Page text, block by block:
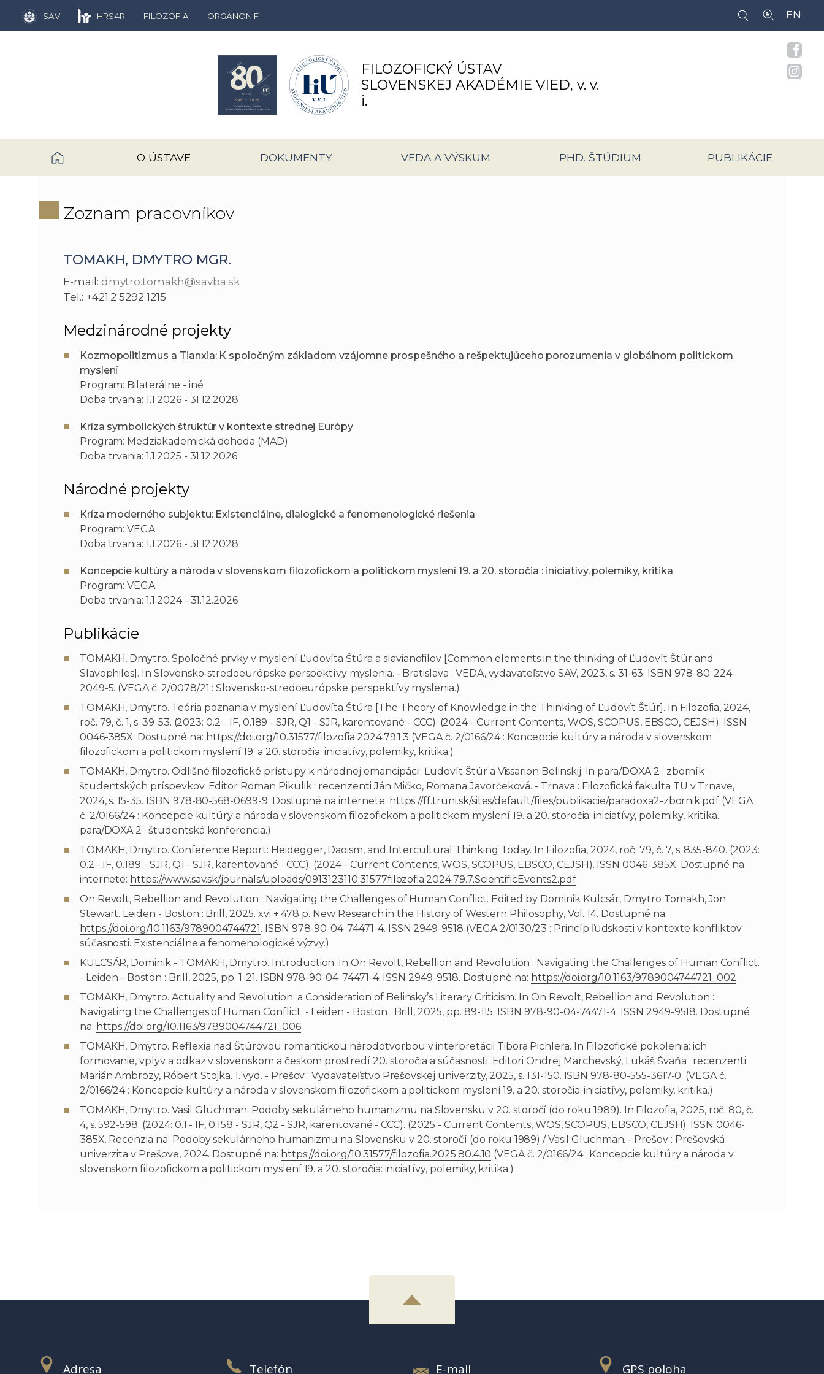
FILOZOFICKÝ ÚSTAV
SLOVENSKEJ AKADÉMIE VIED, v. v.
i.
SAV HRS4R FILOZOFIA ORGANON F EN
O ÚSTAVE DOKUMENTY VEDA A VÝSKUM PHD. ŠTÚDIUM PUBLIKÁCIE
Zoznam pracovníkov
TOMAKH, DMYTRO MGR.
E-mail: dmytro.tomakh@savba.sk
Tel.: +421 2 5292 1215
Medzinárodné projekty
Kozmopolitizmus a Tianxia: K spoločným základom vzájomne prospešného a rešpektujúceho porozumenia v globálnom politickom
myslení
Program: Bilaterálne - iné
Doba trvania: 1.1.2026 - 31.12.2028
Kríza symbolických štruktúr v kontexte strednej Európy
Program: Medziakademická dohoda (MAD)
Doba trvania: 1.1.2025 - 31.12.2026
Národné projekty
Kríza moderného subjektu: Existenciálne, dialogické a fenomenologické riešenia
Program: VEGA
Doba trvania: 1.1.2026 - 31.12.2028
Koncepcie kultúry a národa v slovenskom filozofickom a politickom myslení 19. a 20. storočia : iniciatívy, polemiky, kritika
Program: VEGA
Doba trvania: 1.1.2024 - 31.12.2026
Publikácie
TOMAKH, Dmytro. Spoločné prvky v myslení Ľudovíta Štúra a slavianofilov [Common elements in the thinking of Ľudovít Štúr and
Slavophiles]. In Slovensko-stredoeurópske perspektívy myslenia. - Bratislava : VEDA, vydavateľstvo SAV, 2023, s. 31-63. ISBN 978-80-224-
2049-5. (VEGA č. 2/0078/21 : Slovensko-stredoeurópske perspektívy myslenia.)
TOMAKH, Dmytro. Teória poznania v myslení Ľudovíta Štúra [The Theory of Knowledge in the Thinking of Ľudovít Štúr]. In Filozofia, 2024,
roč. 79, č. 1, s. 39-53. (2023: 0.2 - IF, 0.189 - SJR, Q1 - SJR, karentované - CCC). (2024 - Current Contents, WOS, SCOPUS, EBSCO, CEJSH). ISSN
0046-385X. Dostupné na: https://doi.org/10.31577/filozofia.2024.79.1.3 (VEGA č. 2/0166/24 : Koncepcie kultúry a národa v slovenskom
filozofickom a politickom myslení 19. a 20. storočia: iniciatívy, polemiky, kritika.)
TOMAKH, Dmytro. Odlišné filozofické prístupy k národnej emancipácii: Ľudovít Štúr a Vissarion Belinskij. In para/DOXA 2 : zborník
študentských príspevkov. Editor Roman Pikulik ; recenzenti Ján Mičko, Romana Javorčeková. - Trnava : Filozofická fakulta TU v Trnave,
2024, s. 15-35. ISBN 978-80-568-0699-9. Dostupné na internete: https://ff.truni.sk/sites/default/files/publikacie/paradoxa2-zbornik.pdf (VEGA
č. 2/0166/24 : Koncepcie kultúry a národa v slovenskom filozofickom a politickom myslení 19. a 20. storočia: iniciatívy, polemiky, kritika.
para/DOXA 2 : študentská konferencia.)
TOMAKH, Dmytro. Conference Report: Heidegger, Daoism, and Intercultural Thinking Today. In Filozofia, 2024, roč. 79, č. 7, s. 835-840. (2023:
0.2 - IF, 0.189 - SJR, Q1 - SJR, karentované - CCC). (2024 - Current Contents, WOS, SCOPUS, EBSCO, CEJSH). ISSN 0046-385X. Dostupné na
internete: https://www.sav.sk/journals/uploads/0913123110.31577filozofia.2024.79.7.ScientificEvents2.pdf
On Revolt, Rebellion and Revolution : Navigating the Challenges of Human Conflict. Edited by Dominik Kulcsár, Dmytro Tomakh, Jon
Stewart. Leiden - Boston : Brill, 2025. xvi + 478 p. New Research in the History of Western Philosophy, Vol. 14. Dostupné na:
https://doi.org/10.1163/9789004744721 . ISBN 978-90-04-74471-4. ISSN 2949-9518 (VEGA 2/0130/23 : Princíp ľudskosti v kontexte konfliktov
súčasnosti. Existenciálne a fenomenologické výzvy.)
KULCSÁR, Dominik - TOMAKH, Dmytro. Introduction. In On Revolt, Rebellion and Revolution : Navigating the Challenges of Human Conflict.
- Leiden - Boston : Brill, 2025, pp. 1-21. ISBN 978-90-04-74471-4. ISSN 2949-9518. Dostupné na: https://doi.org/10.1163/9789004744721_002
TOMAKH, Dmytro. Actuality and Revolution: a Consideration of Belinsky’s Literary Criticism. In On Revolt, Rebellion and Revolution :
Navigating the Challenges of Human Conflict. - Leiden - Boston : Brill, 2025, pp. 89-115. ISBN 978-90-04-74471-4. ISSN 2949-9518. Dostupné
na: https://doi.org/10.1163/9789004744721_006
TOMAKH, Dmytro. Reflexia nad Štúrovou romantickou národotvorbou v interpretácii Tibora Pichlera. In Filozofické pokolenia: ich
formovanie, vplyv a odkaz v slovenskom a českom prostredí 20. storočia a súčasnosti. Editori Ondrej Marchevský, Lukáš Švaňa ; recenzenti
Marián Ambrozy, Róbert Stojka. 1. vyd. - Prešov : Vydavateľstvo Prešovskej univerzity, 2025, s. 131-150. ISBN 978-80-555-3617-0. (VEGA č.
2/0166/24 : Koncepcie kultúry a národa v slovenskom filozofickom a politickom myslení 19. a 20. storočia: iniciatívy, polemiky, kritika.)
TOMAKH, Dmytro. Vasil Gluchman: Podoby sekulárneho humanizmu na Slovensku v 20. storočí (do roku 1989). In Filozofia, 2025, roč. 80, č.
4, s. 592-598. (2024: 0.1 - IF, 0.158 - SJR, Q2 - SJR, karentované - CCC). (2025 - Current Contents, WOS, SCOPUS, EBSCO, CEJSH). ISSN 0046-
385X. Recenzia na: Podoby sekulárneho humanizmu na Slovensku v 20. storočí (do roku 1989) / Vasil Gluchman. - Prešov : Prešovská
univerzita v Prešove, 2024. Dostupné na: https://doi.org/10.31577/filozofia.2025.80.4.10 (VEGA č. 2/0166/24 : Koncepcie kultúry a národa v
slovenskom filozofickom a politickom myslení 19. a 20. storočia: iniciatívy, polemiky, kritika.)
Adresa Telefón E-mail GPS poloha